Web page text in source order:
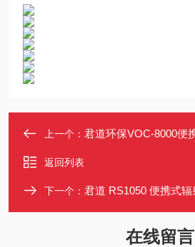
上一个： 君道环保VOC-8000便携式VOCs分
返回列表
下一个： 君道 RS1050 便携式辐射剂量仪
在线留言